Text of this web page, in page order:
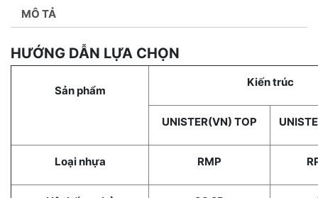
MÔ TẢ
HƯỚNG DẪN LỰA CHỌN
Sản phẩm
Kiến trúc
UNISTER(VN) TOP
Loại nhựa RMP